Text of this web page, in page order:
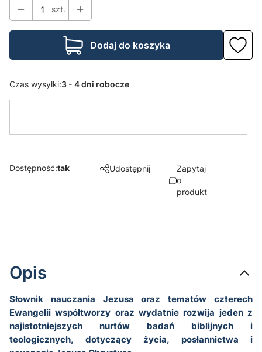
szt.
Dodaj do koszyka
Czas wysyłki:3 - 4 dni robocze
Dostępność:tak Udostępnij
Zapytaj
o
produkt
Opis
Słownik nauczania Jezusa oraz tematów czterech
Ewangelii współtworzy oraz wydatnie rozwija jeden z
najistotniejszych nurtów badań biblijnych i
teologicznych, dotyczący życia, posłannictwa i